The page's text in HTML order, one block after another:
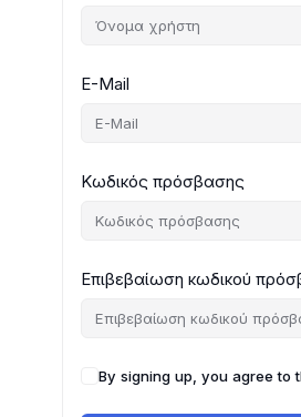
E-Mail
Κωδικός πρόσβασης
Επιβεβαίωση κωδικού
By signing up, you agree to